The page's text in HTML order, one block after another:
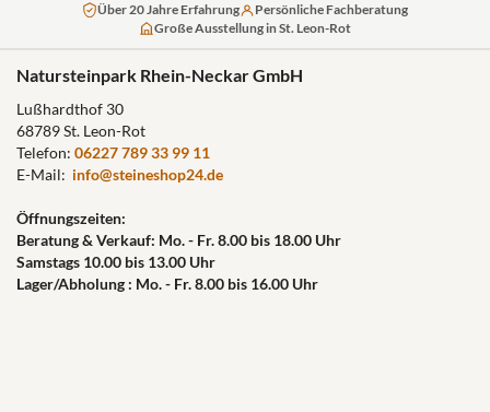
Über 20 Jahre Erfahrung
Persönliche Fachberatung
Große Ausstellung in St. Leon-Rot
Natursteinpark Rhein-Neckar GmbH
Lußhardthof 30
68789 St. Leon-Rot
Telefon: 06227 789 33 99 11
E-Mail: info@steineshop24.de
Öffnungszeiten:
Beratung & Verkauf: Mo. - Fr. 8.00 bis 18.00 Uhr
Samstags 10.00 bis 13.00 Uhr
Lager/Abholung : Mo. - Fr. 8.00 bis 16.00 Uhr